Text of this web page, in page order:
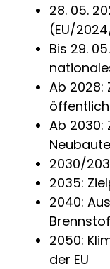
28. 05.
(EU/
Bis 29.
Ab 2028:
Ab 2030:
2030/
2035:
2040:
2050:
der EU